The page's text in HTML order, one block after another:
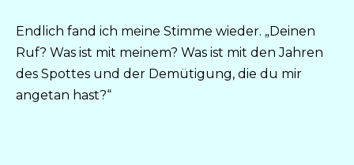
Endlich fand ich meine Stimme wieder. „Deinen
Ruf? Was ist mit meinem? Was ist mit den Jahren
des Spottes und der Demütigung, die du mir
angetan hast?“